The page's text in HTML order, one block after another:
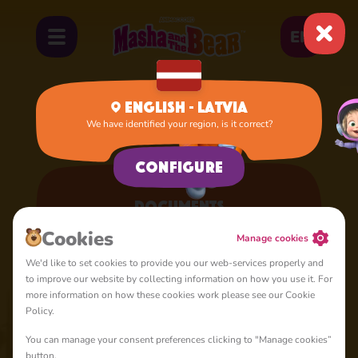
EN
Documents
Documents
Lietošanas noteikumi
Animaccord Ltd (“ Uzņēmums ”) padara šo vietni
https://mashabear.com (“ Tīmekļa vietne ”) un tās saturu,
English - Latvia
We have identified your region, is it correct?
Configure
Cookies
Manage cookies
We'd like to set cookies to provide you our web-services properly and
to improve our website by collecting information on how you use it. For
more information on how these cookies work please see our Cookie
Policy.
You can manage your consent preferences clicking to "Manage cookies”